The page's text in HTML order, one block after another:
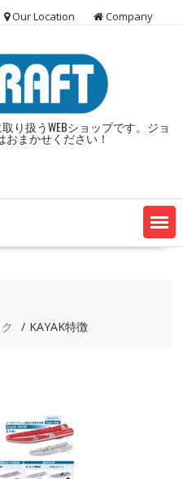
Our Location Company
り扱うWEBショップです。ジョ
おまかせください！
KAYAK特徴